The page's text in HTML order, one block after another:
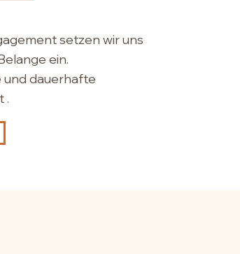
setzen wir uns
ein.
und dauerhafte
.